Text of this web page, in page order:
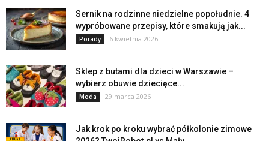
Sernik na rodzinne niedzielne popołudnie. 4
wypróbowane przepisy, które smakują jak...
Porady 6 kwietnia 2026
Sklep z butami dla dzieci w Warszawie –
wybierz obuwie dziecięce...
Moda 29 marca 2026
Jak krok po kroku wybrać półkolonie zimowe